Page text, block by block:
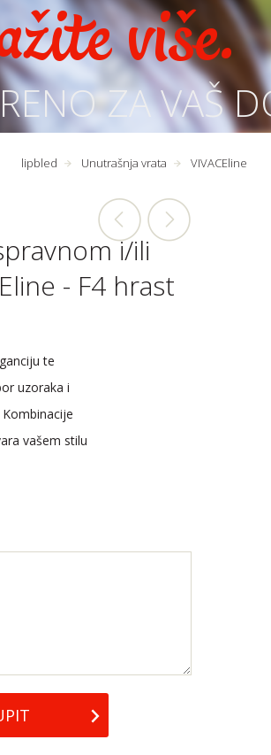
više.
ZA VAŠ
lipbled Unutrašnja vrata VIVACEline
i/ili
- F4 hrast
te
uzoraka i
vašem stilu